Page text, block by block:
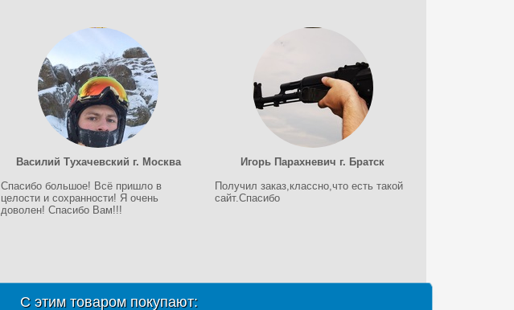
Василий Тухачевский г. Москва
Спасибо большое! Всё пришло в
целости и сохранности! Я очень
доволен! Спасибо Вам!!!
Игорь Парахневич г. Братск
Получил заказ,классно,что есть такой
сайт.Спасибо
С этим товаром покупают: